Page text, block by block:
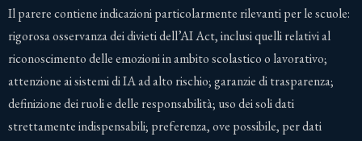
Il parere contiene indicazioni particolarmente rilevanti per le scuole:
rigorosa osservanza dei divieti dell’AI Act, inclusi quelli relativi al
riconoscimento delle emozioni in ambito scolastico o lavorativo;
attenzione ai sistemi di IA ad alto rischio; garanzie di trasparenza;
definizione dei ruoli e delle responsabilità; uso dei soli dati
strettamente indispensabili; preferenza, ove possibile, per dati